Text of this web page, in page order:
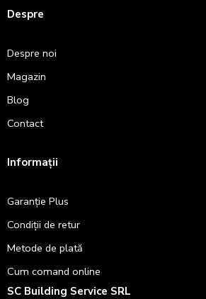
Despre
Despre noi
Magazin
Blog
Contact
Informații
Garanție Plus
Condiții de retur
Metode de plată
Cum comand online
SC Building Service SRL